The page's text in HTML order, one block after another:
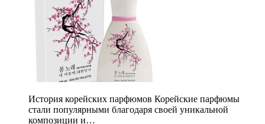
История корейских парфюмов Корейские парфюмы
стали популярными благодаря своей уникальной
композиции и…